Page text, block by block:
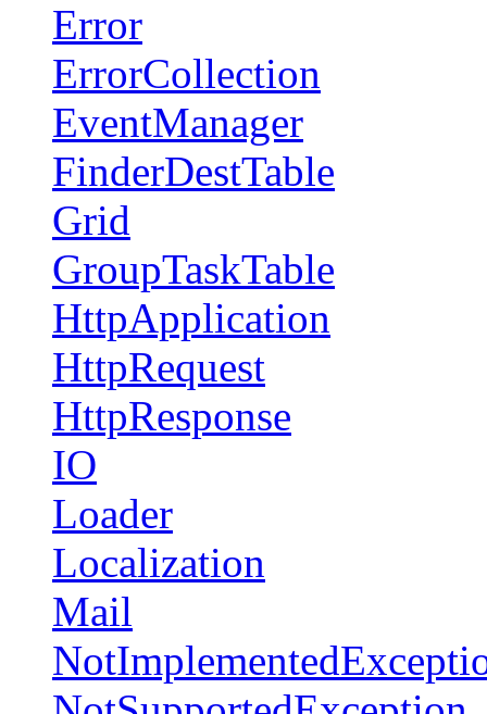
Error
ErrorCollection
EventManager
FinderDestTable
Grid
GroupTaskTable
HttpApplication
HttpRequest
HttpResponse
IO
Loader
Localization
Mail